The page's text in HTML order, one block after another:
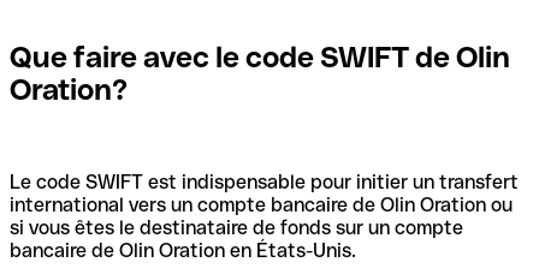
Que faire avec le code SWIFT de Olin
Oration?
Le code SWIFT est indispensable pour initier un transfert
international vers un compte bancaire de Olin Oration ou
si vous êtes le destinataire de fonds sur un compte
bancaire de Olin Oration en États-Unis.